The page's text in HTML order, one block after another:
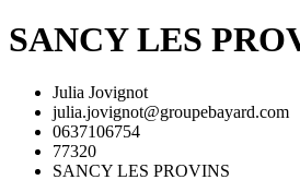
SANCY LES
Julia Jovignot
julia.jovignot@groupebayard.com
0637106754
77320
SANCY LES PROVINS